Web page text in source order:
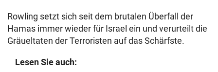
Rowling setzt sich seit dem brutalen Überfall der
Hamas immer wieder für Israel ein und verurteilt die
Gräueltaten der Terroristen auf das Schärfste.
Lesen Sie auch: